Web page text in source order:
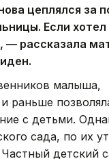
цеплялся за
Если
— рассказала
малыша,
раньше
с детьми.
сада, по их
детский